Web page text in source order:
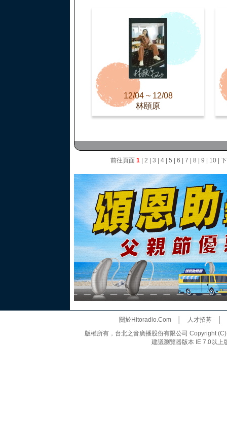
12/04 ~ 12/08
林頤原
前往頁面 1| 2 3 4| 5 6 7 8 9 10|
關於Hitoradio.Com│ 人才招募
版權所有，台北之音廣播股份有限公司 Copyright
建議瀏覽器版本 IE 7.0以上